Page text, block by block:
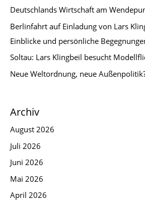
Deutschlands Wirtschaft am
Berlinfahrt auf Einladung von Lars
Einblicke und persönliche
Soltau: Lars Klingbeil besucht
Neue Weltordnung, neue
Archiv
August 2026
Juli 2026
Juni 2026
Mai 2026
April 2026